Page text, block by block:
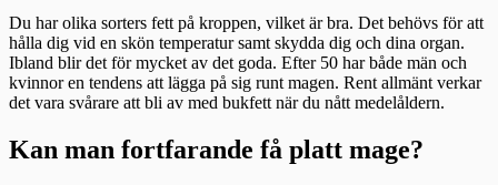
Du har olika sorters fett på kroppen, vilket är bra. Det behövs för att
hålla dig vid en skön temperatur samt skydda dig och dina organ.
Ibland blir det för mycket av det goda. Efter 50 har både män och
kvinnor en tendens att lägga på sig runt magen. Rent allmänt verkar
det vara svårare att bli av med bukfett när du nått medelåldern.
Kan man fortfarande få platt mage?